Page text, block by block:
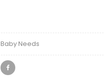
Baby Needs